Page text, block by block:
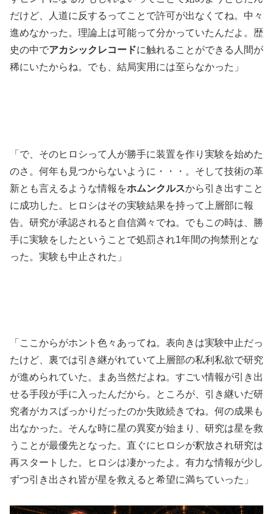
だけど、人道に反するってことで許可が出なくてね。中々
進めなかった。理論上は可能って分かっていたんだよ。歴
史の中でアカシックレコードに触れることができる人間が
稀にいたからね。でも、結局実用には至らなかった」
「で、そのヒロシって人が勝手に装置を作り実験を始めた
のさ。何年も見つからないように・・・。そして技術の革
新とも言えるような情報をホムンクルスから引き出すこと
に成功した。ヒロシはその実験結果を持って上層部に報
告。研究が承認されると自信満々でね。でもこの時は、勝
手に実験をしたということで処罰され1年間の拘禁刑とな
った。実験も中止された」
「ここからがホント色々あってね。表向きは実験中止だっ
たけど、裏では引き継がれていて上層部の私利私欲で研究
が進められていた。まあ当然だよね。すごい情報が引き出
せる手段が手に入ったんだから。ところが、引き継いだ研
究者がカスばっかりだったのか失敗続きでね。何の成果も
出なかった。そんな時に星の異変が始まり、研究は星を救
うことが最優先となった。直ぐにヒロシが釈放され研究は
再スタートした。ヒロシは凄かったよ。有力な情報が少し
ずつ引き出され皆が星を救えると希望に満ちていった」